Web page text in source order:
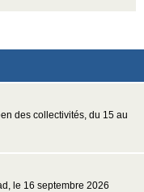
des collectivités, du 15 au
le 16 septembre 2026